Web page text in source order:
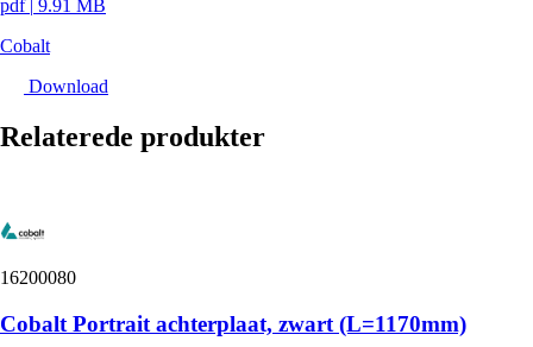
pdf | 9.91 MB
Cobalt
Download
Relaterede produkter
16200080
Cobalt Portrait achterplaat, zwart (L=1170mm)